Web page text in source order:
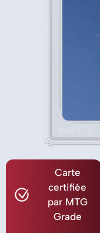
Carte
certifiée
par MTG
Grade